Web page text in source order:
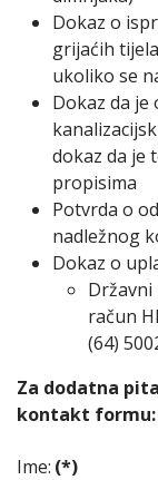
Dokaz o
grijaćih
ukoliko se
Dokaz da
dokaz da je
propisima
Potvrda o
nadležnog
Dokaz o
račun
(64)
Za dodatna
kontakt formu:
Ime: (*)